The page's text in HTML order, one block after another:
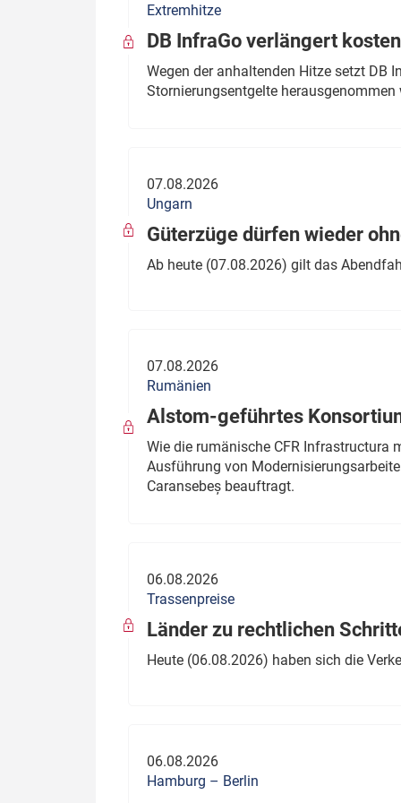
Extremhitze
DB InfraGo verlängert
Wegen der anhaltenden Hitze setzt DB
Stornierungsentgelte herausgenommen
07.08.2026
Ungarn
Güterzüge dürfen wieder
Ab heute (07.08.2026) gilt das
07.08.2026
Rumänien
Alstom-geführtes
Wie die rumänische CFR Infrastructura
Ausführung von
Caransebeș beauftragt.
06.08.2026
Trassenpreise
Länder zu rechtlichen
Heute (06.08.2026) haben sich die
06.08.2026
Hamburg – Berlin